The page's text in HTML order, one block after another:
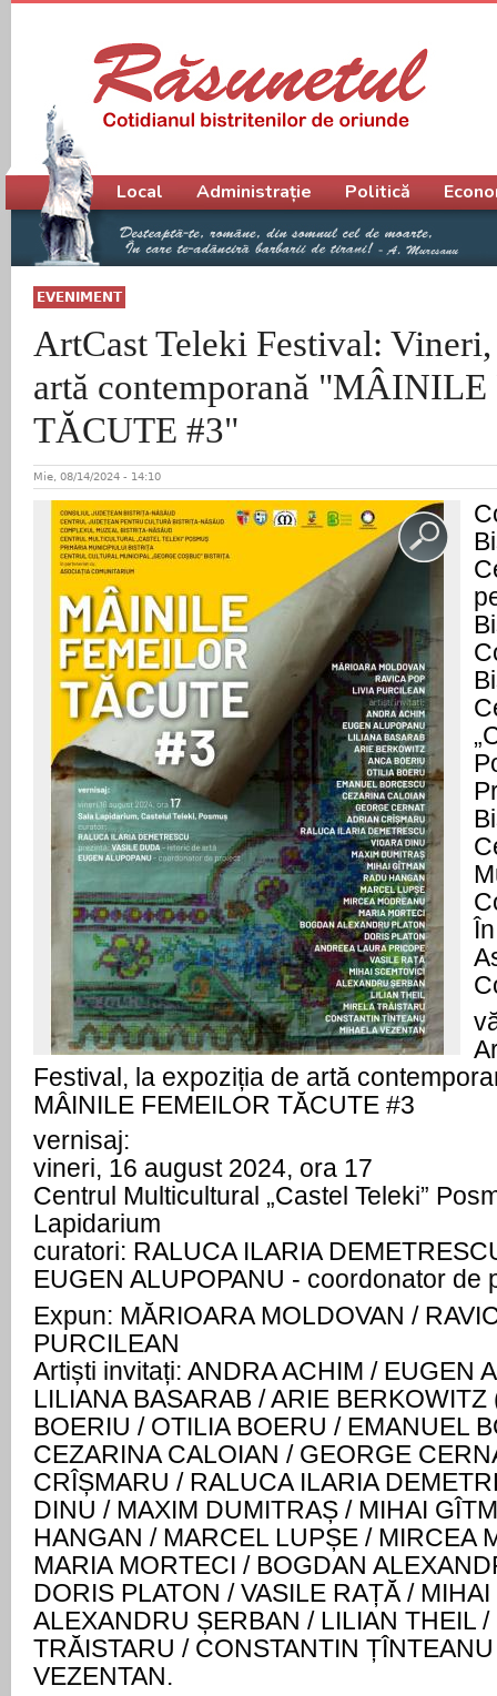
EVENIMENT
ArtCast Teleki Festival:
artă contemporană
TĂCUTE #3"
Mie, 08/14/2024 - 14:10
Festival, la expoziția de artă
MÂINILE FEMEILOR TĂCUTE #3
vernisaj:
vineri, 16 august 2024, ora 17
Centrul Multicultural „Castel Teleki”
Lapidarium
curatori: RALUCA ILARIA
EUGEN ALUPOPANU - coordonator de
Expun: MĂRIOARA MOLDOVAN /
PURCILEAN
Artiști invitați: ANDRA ACHIM / EUGEN
LILIANA BASARAB / ARIE BERKOWITZ
BOERIU / OTILIA BOERU / EMANUEL
CEZARINA CALOIAN / GEORGE
CRÎȘMARU / RALUCA ILARIA
DINU / MAXIM DUMITRAȘ / MIHAI
HANGAN / MARCEL LUPȘE / MIRCEA
MARIA MORTECI / BOGDAN
DORIS PLATON / VASILE RAȚĂ /
ALEXANDRU ȘERBAN / LILIAN THEIL /
TRĂISTARU / CONSTANTIN
VEZENTAN.
Meniu principal
Local Administrație Politică